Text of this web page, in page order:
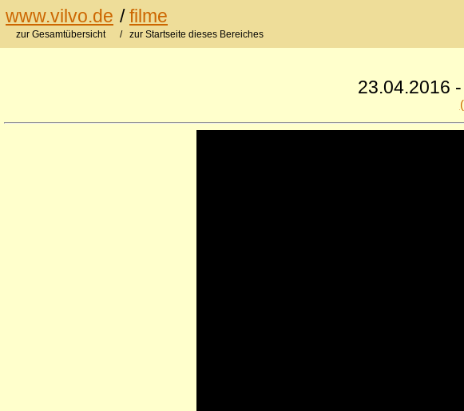
www.vilvo.de /filme
zur Gesamtübersicht / zur Startseite dieses Bereiches
23.04.2016